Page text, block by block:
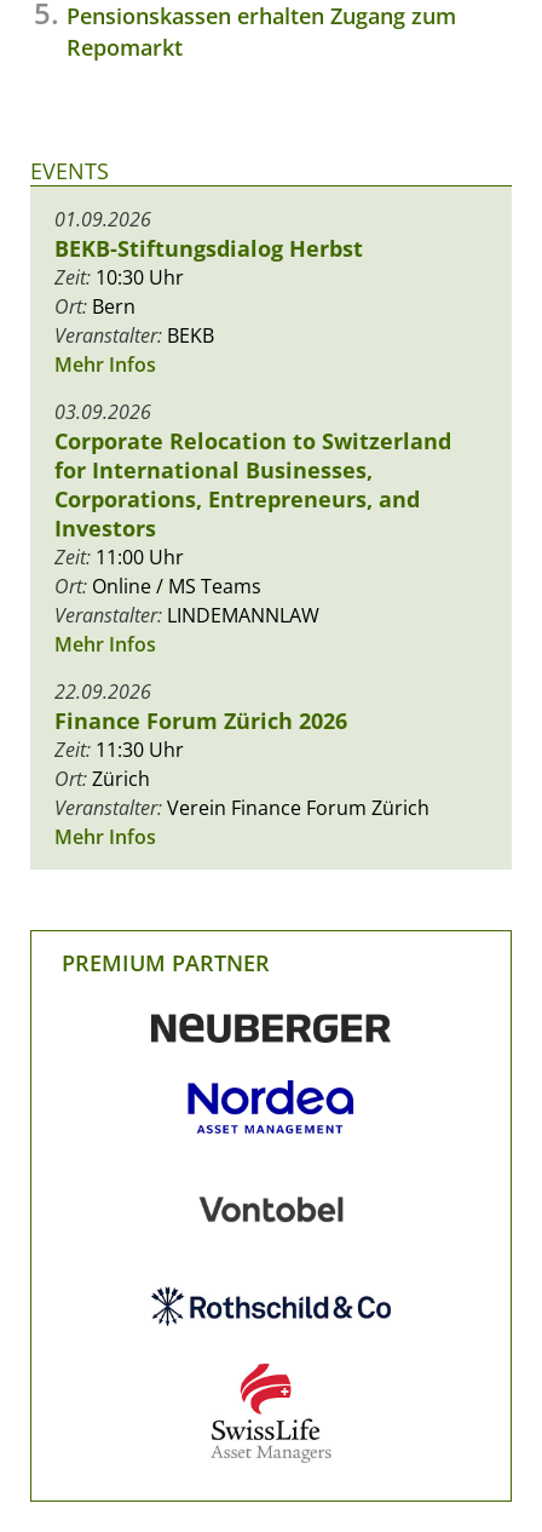
Pensionskassen erhalten Zugang zum
Repomarkt
EVENTS
01.09.2026
BEKB-Stiftungsdialog Herbst
Zeit: 10:30 Uhr
Ort: Bern
Veranstalter: BEKB
Mehr Infos
03.09.2026
Corporate Relocation to Switzerland
for International Businesses,
Corporations, Entrepreneurs, and
Investors
Zeit: 11:00 Uhr
Ort: Online / MS Teams
Veranstalter: LINDEMANNLAW
Mehr Infos
22.09.2026
Finance Forum Zürich 2026
Zeit: 11:30 Uhr
Ort:Zürich
Veranstalter:Verein Finance Forum Zürich
Mehr Infos
PREMIUM PARTNER